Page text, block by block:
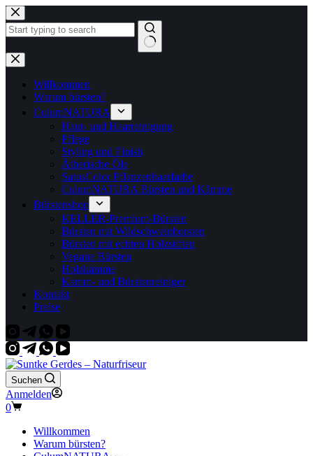
Zum
Inhalt
springen
Keine
Ergebnisse
Willkommen
Warum bürsten?
CulumNATURA
Haut- und Haarreinigung
Pflege
Styling und Finish
Ätherische Öle
SatusColor Pflanzenhaarfarbe
CulumNATURA Bürsten und Kämme
Bürstenshop
KELLER-Premium-Bürsten
Bürsten mit Wildschweinborsten
Bürsten mit echten Holzstiften
Vegane Bürsten
Holzkämme
Kamm- und Bürstenreiniger
Kontakt
Preise
Suchen
Anmelden
Warenkorb
0
Willkommen
Warum bürsten?